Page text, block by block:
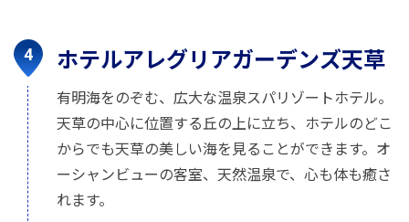
ホテルアレグリアガーデンズ天草
有明海をのぞむ、広大な温泉スパリゾートホテル。
天草の中心に位置する丘の上に立ち、ホテルのどこ
からでも天草の美しい海を見ることができます。オ
ーシャンビューの客室、天然温泉で、心も体も癒さ
れます。